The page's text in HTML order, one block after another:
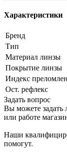
Характеристики
Бренд
Тип
Материал линзы
Покрытие линзы
Индекс
Ост. рефлекс
Задать вопрос
Вы можете задать
или работе
Наши
помогут.